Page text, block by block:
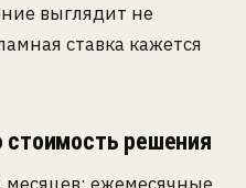
выглядит не
ставка кажется
стоимость решения